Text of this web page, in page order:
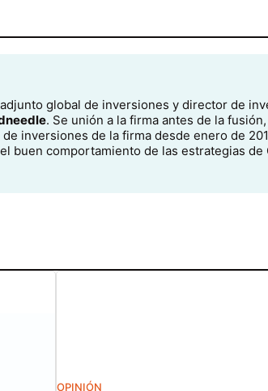
global de inversiones y director de
. Se unión a la firma antes de la
inversiones de la firma desde enero de
buen comportamiento de las estrategias
OPINIÓN